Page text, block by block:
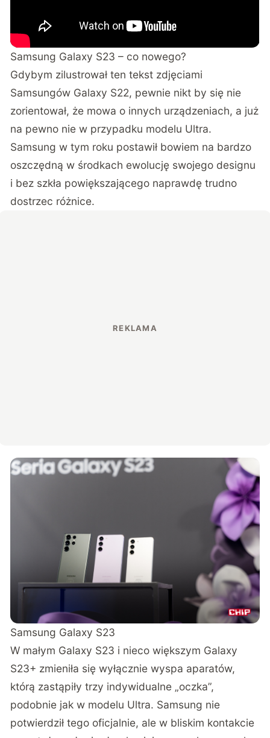
Samsung Galaxy S23 – co nowego?
Gdybym zilustrował ten tekst zdjęciami
Samsungów Galaxy S22, pewnie nikt by się nie
zorientował, że mowa o innych urządzeniach, a już
na pewno nie w przypadku modelu Ultra.
Samsung w tym roku postawił bowiem na bardzo
oszczędną w środkach ewolucję swojego designu
i bez szkła powiększającego naprawdę trudno
dostrzec różnice.
Samsung Galaxy S23
W małym Galaxy S23 i nieco większym Galaxy
S23+ zmieniła się wyłącznie wyspa aparatów,
którą zastąpiły trzy indywidualne „oczka”,
podobnie jak w modelu Ultra. Samsung nie
potwierdził tego oficjalnie, ale w bliskim kontakcie